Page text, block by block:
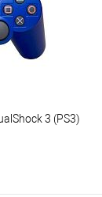
Недоступно
3 (PS3)